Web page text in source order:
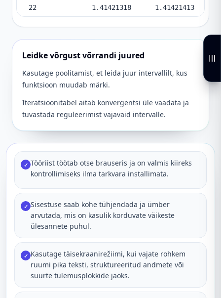
22 1.41421318 1.41421413
Leidke võrgust võrrandi juured
Kasutage poolitamist, et leida juur intervallilt, kus
funktsioon muudab märki.
Iteratsioonitabel aitab konvergentsi üle vaadata ja
tuvastada reguleerimist vajavaid intervalle.
✓ Tööriist töötab otse brauseris ja on valmis kiireks
kontrollimiseks ilma tarkvara installimata.
✓ Sisestuse saab kohe tühjendada ja ümber
arvutada, mis on kasulik korduvate väikeste
ülesannete puhul.
✓ Kasutage täisekraanirežiimi, kui vajate rohkem
ruumi pika teksti, struktureeritud andmete või
suurte tulemusplokkide jaoks.